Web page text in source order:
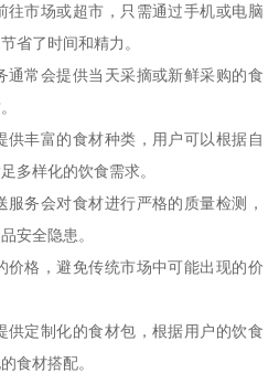
往市场或超市，只需通过手机或电脑
省了时间和精力。
通常会提供当天采摘或新鲜采购的食
供丰富的食材种类，用户可以根据自
多样化的饮食需求。
务会对食材进行严格的质量检测，
安全隐患。
价格，避免传统市场中可能出现的价
供定制化的食材包，根据用户的饮食
食材搭配。